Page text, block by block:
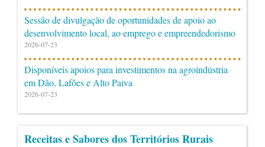
Sessão de divulgação de oportunidades de apoio ao
desenvolvimento local, ao emprego e empreendedorismo
2026-07-23
Disponíveis apoios para investimentos na agroindústria
em Dão, Lafões e Alto Paiva
2026-07-23
Receitas e Sabores dos Territórios Rurais